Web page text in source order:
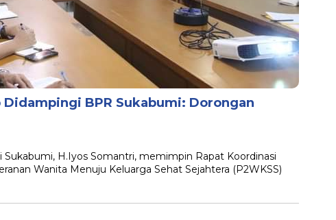
Didampingi BPR Sukabumi: Dorongan
Sukabumi, H.Iyos Somantri, memimpin Rapat Koordinasi
Wanita Menuju Keluarga Sehat Sejahtera (P2WKSS)